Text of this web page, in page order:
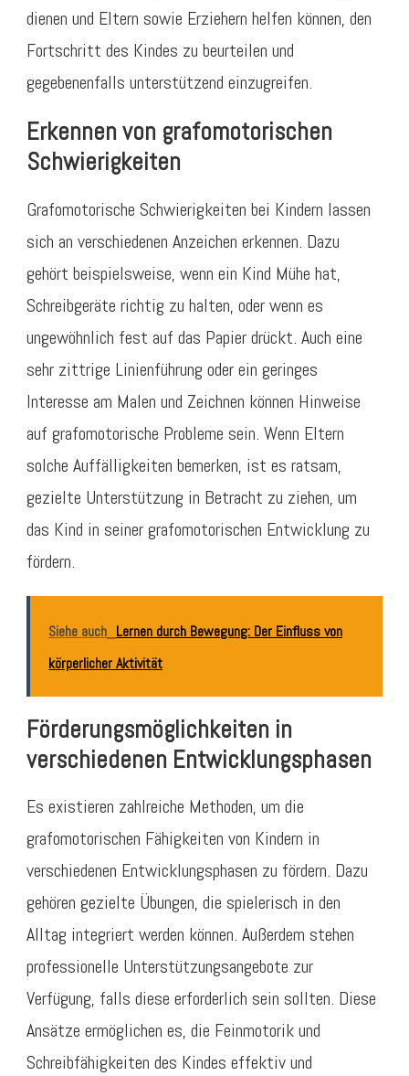
dienen und Eltern sowie Erziehern helfen können, den
Fortschritt des Kindes zu beurteilen und
gegebenenfalls unterstützend einzugreifen.
Erkennen von grafomotorischen
Schwierigkeiten
Grafomotorische Schwierigkeiten bei Kindern lassen
sich an verschiedenen Anzeichen erkennen. Dazu
gehört beispielsweise, wenn ein Kind Mühe hat,
Schreibgeräte richtig zu halten, oder wenn es
ungewöhnlich fest auf das Papier drückt. Auch eine
sehr zittrige Linienführung oder ein geringes
Interesse am Malen und Zeichnen können Hinweise
auf grafomotorische Probleme sein. Wenn Eltern
solche Auffälligkeiten bemerken, ist es ratsam,
gezielte Unterstützung in Betracht zu ziehen, um
das Kind in seiner grafomotorischen Entwicklung zu
fördern.
Siehe auch Lernen durch Bewegung: Der Einfluss von
körperlicher Aktivität
Förderungsmöglichkeiten in
verschiedenen Entwicklungsphasen
Es existieren zahlreiche Methoden, um die
grafomotorischen Fähigkeiten von Kindern in
verschiedenen Entwicklungsphasen zu fördern. Dazu
gehören gezielte Übungen, die spielerisch in den
Alltag integriert werden können. Außerdem stehen
professionelle Unterstützungsangebote zur
Verfügung, falls diese erforderlich sein sollten. Diese
Ansätze ermöglichen es, die Feinmotorik und
Schreibfähigkeiten des Kindes effektiv und